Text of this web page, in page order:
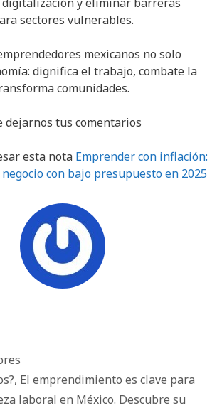
sectores vulnerables.
mexicanos no solo
dignifica el trabajo, combate la
comunidades.
dejarnos tus comentarios
esta nota Emprender con inflación:
con bajo presupuesto en 2025
, El emprendimiento es clave para
laboral en México. Descubre su